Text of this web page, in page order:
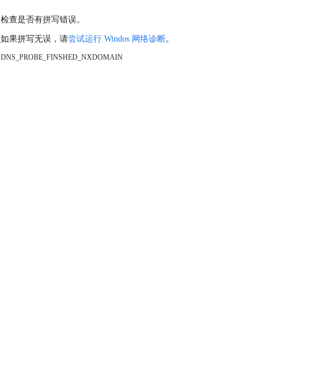
检查是否有拼写错误。
如果拼写无误，请尝试运行 Windos 网络诊断。
DNS_PROBE_FINSHED_NXDOMAIN